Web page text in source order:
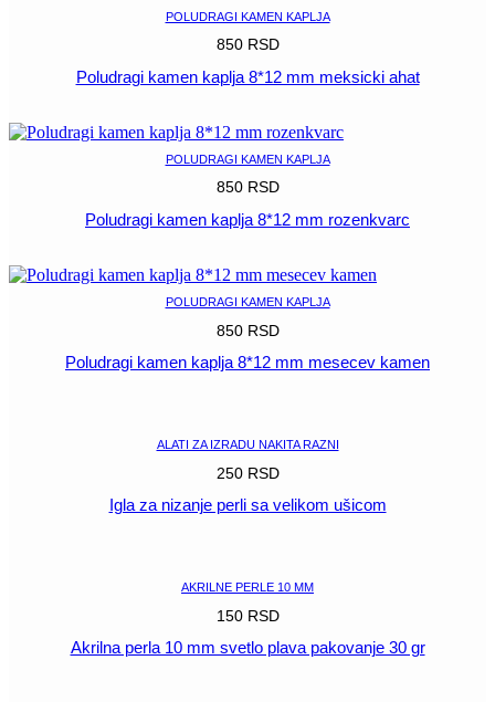
POLUDRAGI KAMEN KAPLJA
850 RSD
Poludragi kamen kaplja 8*12 mm meksicki ahat
POLUDRAGI KAMEN KAPLJA
850 RSD
Poludragi kamen kaplja 8*12 mm rozenkvarc
POLUDRAGI KAMEN KAPLJA
850 RSD
Poludragi kamen kaplja 8*12 mm mesecev kamen
ALATI ZA IZRADU NAKITA RAZNI
250 RSD
Igla za nizanje perli sa velikom ušicom
AKRILNE PERLE 10 MM
150 RSD
Akrilna perla 10 mm svetlo plava pakovanje 30 gr